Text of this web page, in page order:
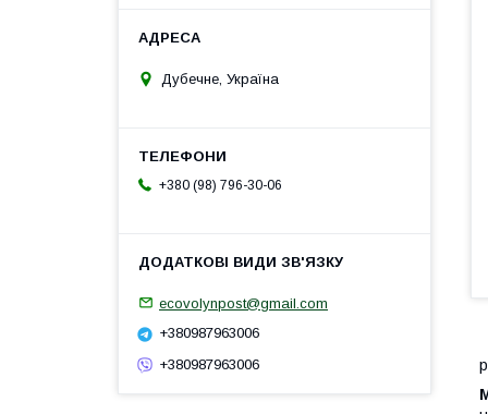
Дубечне, Україна
+380 (98) 796-30-06
ecovolynpost@gmail.com
+380987963006
+380987963006